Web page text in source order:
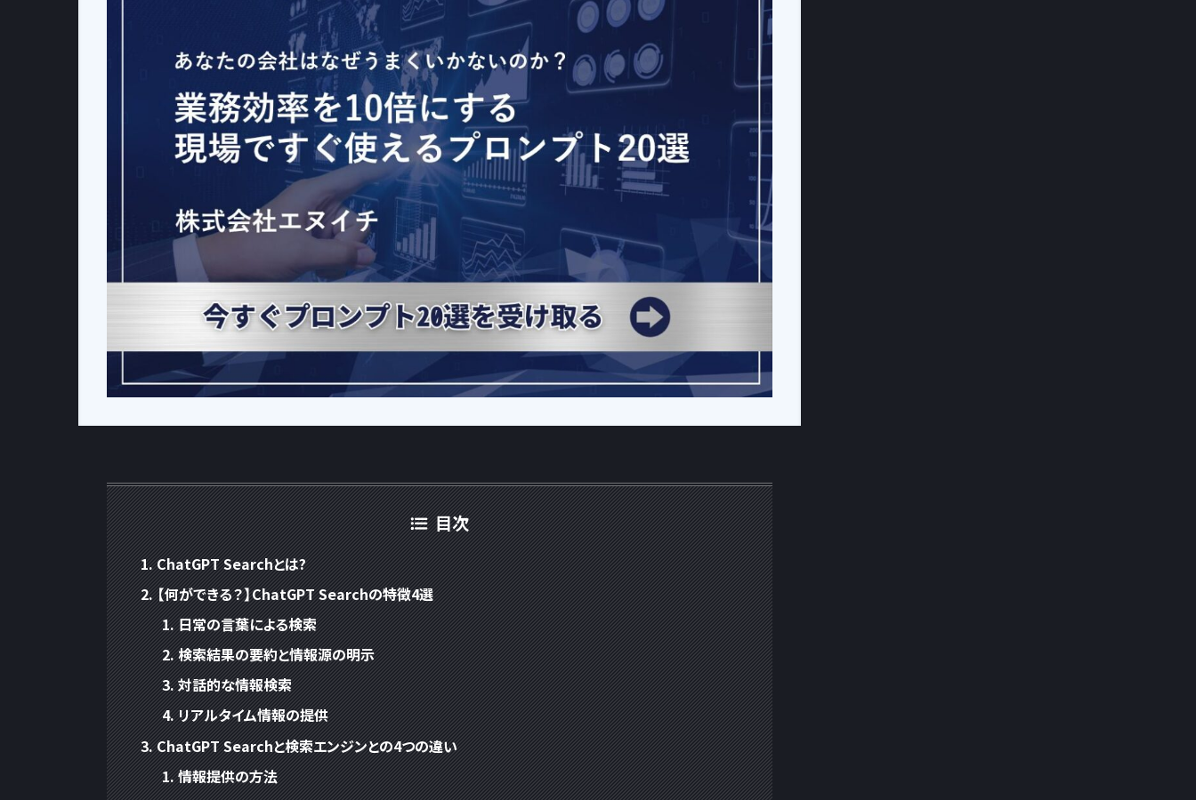
目次
ChatGPT Searchとは?
【何ができる？】ChatGPT Searchの特徴4選
日常の言葉による検索
検索結果の要約と情報源の明示
対話的な情報検索
リアルタイム情報の提供
ChatGPT Searchと検索エンジンとの4つの違い
情報提供の方法